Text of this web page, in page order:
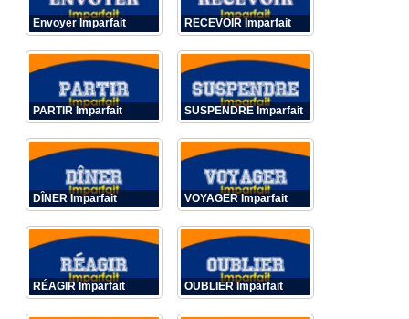
Envoyer Imparfait RECEVOIR Imparfait
PARTIR Imparfait SUSPENDRE Imparfait
DÎNER Imparfait VOYAGER Imparfait
RÉAGIR Imparfait OUBLIER Imparfait